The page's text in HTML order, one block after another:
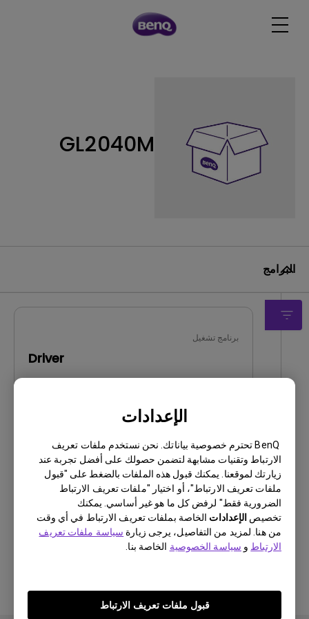
الإعدادات
BenQ تحترم خصوصية بياناتك. نحن نستخدم ملفات تعريف
الارتباط وتقنيات مشابهة لتضمن حصولك على أفضل تجربة عند
زيارتك لموقعنا. يمكنك قبول هذه الملفات بالضغط على "قبول
ملفات تعريف الارتباط"، أو اختيار "ملفات تعريف الارتباط
الضرورية فقط" لرفض كل ما هو غير أساسي. يمكنك
تخصيص الإعدادات الخاصة بملفات تعريف الارتباط في أي وقت
من هنا. لمزيد من التفاصيل، يرجى زيارة سياسة ملفات تعريف
الارتباط و سياسة الخصوصية الخاصة بنا.
قبول ملفات تعريف الارتباط
GL2040M
البرامج
برنامج تشغيل
Driver
تحديث:
حجم الملف:44.03 KB
تنزيل
باستخدام أي من البرامج المذكورة أعلاه، فإنك توافق
بنا.